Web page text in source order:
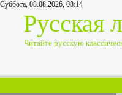
Суббота, 08.08.2026, 08:14
Русская
Читайте русскую